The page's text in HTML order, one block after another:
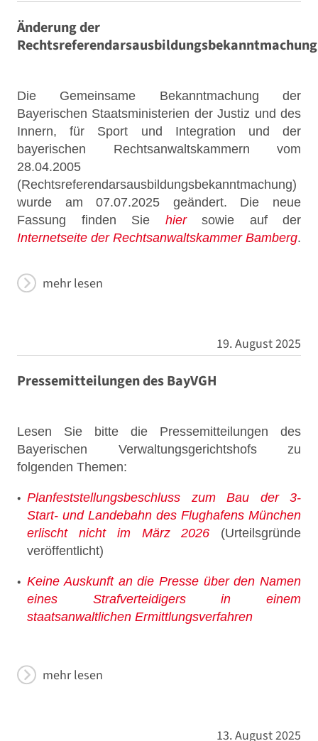
Änderung der
Rechtsreferendarsausbildungsbekanntmachung
Die Gemeinsame Bekanntmachung der
Bayerischen Staatsministerien der Justiz und des
Innern, für Sport und Integration und der
bayerischen Rechtsanwaltskammern vom
28.04.2005
(Rechtsreferendarsausbildungsbekanntmachung)
wurde am 07.07.2025 geändert. Die neue
Fassung finden Sie hiersowie auf der
Internetseite der Rechtsanwaltskammer Bamberg.
mehr lesen
19. August 2025
Pressemitteilungen des BayVGH
Lesen Sie bitte die Pressemitteilungen des
Bayerischen Verwaltungsgerichtshofs zu
folgenden Themen:
Planfeststellungsbeschluss zum Bau der 3-
Start- und Landebahn des Flughafens München
erlischt nicht im März 2026 (Urteilsgründe
veröffentlicht)
Keine Auskunft an die Presse über den Namen
eines Strafverteidigers in einem
staatsanwaltlichen Ermittlungsverfahren
mehr lesen
13. August 2025